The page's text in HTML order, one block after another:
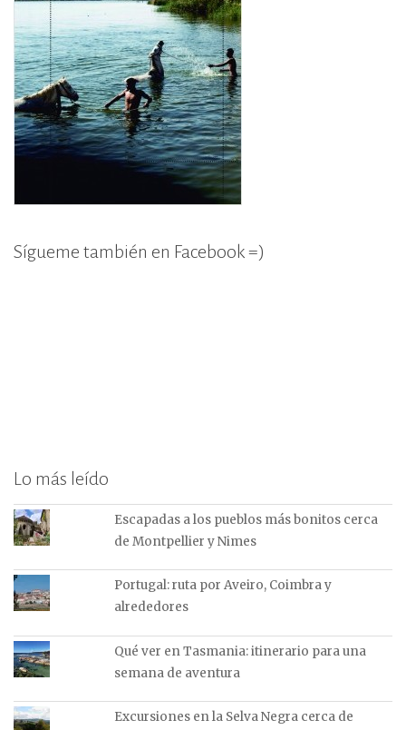
Sígueme también en Facebook =)
Lo más leído
Escapadas a los pueblos más bonitos cerca
de Montpellier y Nimes
Portugal: ruta por Aveiro, Coimbra y
alrededores
Qué ver en Tasmania: itinerario para una
semana de aventura
Excursiones en la Selva Negra cerca de